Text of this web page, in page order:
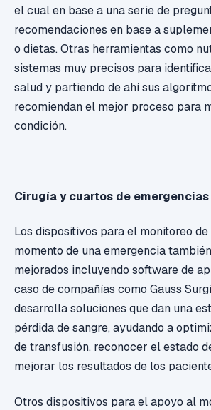
el cual en base a una serie de
recomendaciones en base a
o dietas. Otras herramientas como
sistemas muy precisos para
salud y partiendo de ahí sus
recomiendan el mejor proceso para
condición.
Cirugía y cuartos de emergencias
Los dispositivos para el monitoreo
momento de una emergencia
mejorados incluyendo software de
caso de compañías como Gauss
desarrolla soluciones que dan una
pérdida de sangre, ayudando a
de transfusión, reconocer el estado
mejorar los resultados de los
Otros dispositivos para el apoyo al